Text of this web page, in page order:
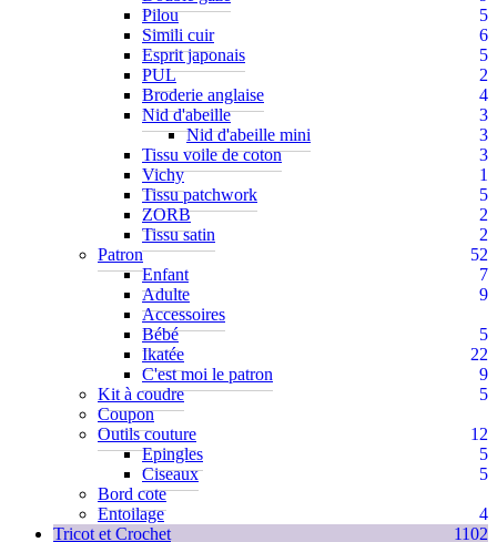
Pilou
5
Simili cuir
6
Esprit japonais
5
PUL
2
Broderie anglaise
4
Nid d'abeille
3
Nid d'abeille mini
3
Tissu voile de coton
3
Vichy
1
Tissu patchwork
5
ZORB
2
Tissu satin
2
Patron
52
Enfant
7
Adulte
9
Accessoires
Bébé
5
Ikatée
22
C'est moi le patron
9
Kit à coudre
5
Coupon
Outils couture
12
Epingles
5
Ciseaux
5
Bord cote
Entoilage
4
Tricot et Crochet
1102